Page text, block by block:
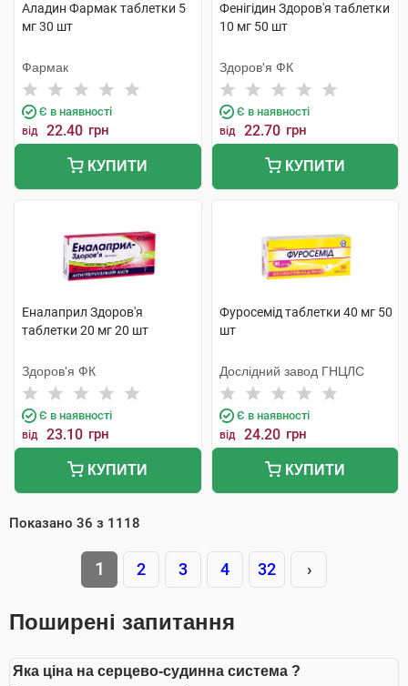
Аладин Фармак таблетки 5
мг 30 шт
Фармак
Є в наявності
від 22.40 грн
КУПИТИ
Фенігідин Здоров'я таблетки
10 мг 50 шт
Здоров'я ФК
Є в наявності
від 22.70 грн
КУПИТИ
Еналаприл Здоров'я
таблетки 20 мг 20 шт
Здоров'я ФК
Є в наявності
від 23.10 грн
КУПИТИ
Фуросемід таблетки 40 мг 50
шт
Дослідний завод ГНЦЛС
Є в наявності
від 24.20 грн
КУПИТИ
Показано 36 з 1118
1 2 3 4 32 ›
Поширені запитання
Яка ціна на серцево-судинна система ?